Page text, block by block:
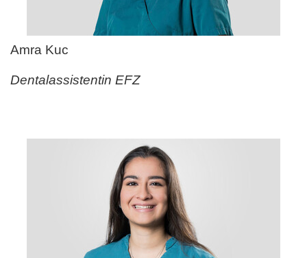
Amra Kuc
Dentalassistentin EFZ